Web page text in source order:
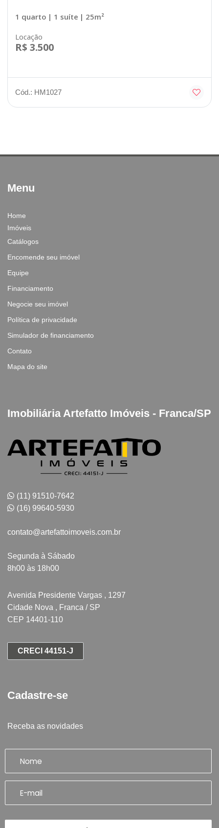
1 quarto | 1 suíte | 25m²
Locação
R$ 3.500
Cód.: HM1027
Menu
Home
Imóveis
Catálogos
Encomende seu imóvel
Equipe
Financiamento
Negocie seu imóvel
Política de privacidade
Simulador de financiamento
Contato
Mapa do site
Imobiliária Artefatto Imóveis - Franca/SP
(11) 91510-7642
(16) 99640-5930
contato@artefattoimoveis.com.br
Segunda à Sábado
8h00 às 18h00
Avenida Presidente Vargas , 1297
Cidade Nova , Franca / SP
CEP 14401-110
CRECI 44151-J
Cadastre-se
Receba as novidades